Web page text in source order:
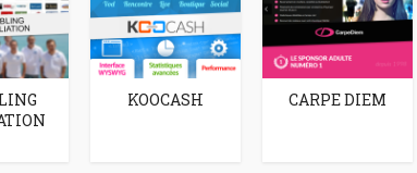
KOOCASH CARPE DIEM
réseaux
internet